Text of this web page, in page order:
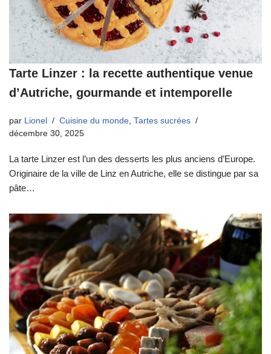
Tarte Linzer : la recette authentique venue
d’Autriche, gourmande et intemporelle
par Lionel Cuisine du monde, Tartes sucrées
décembre 30, 2025
La tarte Linzer est l’un des desserts les plus anciens d’Europe.
Originaire de la ville de Linz en Autriche, elle se distingue par sa
pâte…